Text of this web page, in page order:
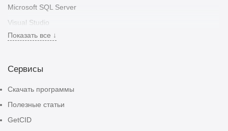
Microsoft SQL Server
Visual Studio
Autodesk
CorelDRAW
Показать все ↓
Сервисы
Скачать программы
Полезные статьи
GetCID